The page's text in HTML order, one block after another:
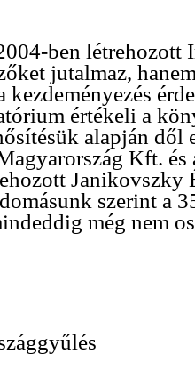
ben létrehozott
jutalmaz,
kezdeményezés
értékeli a
alapján dől
Kft.
Janikovszky
szerint a
még nem